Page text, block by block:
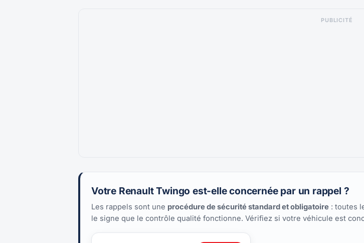
PUBLICITÉ
Votre Renault Twingo est-elle concernée par un rappel ?
Les rappels sont une procédure de sécurité standard et obligatoire : toutes
le signe que le contrôle qualité fonctionne. Vérifiez si votre véhicule est